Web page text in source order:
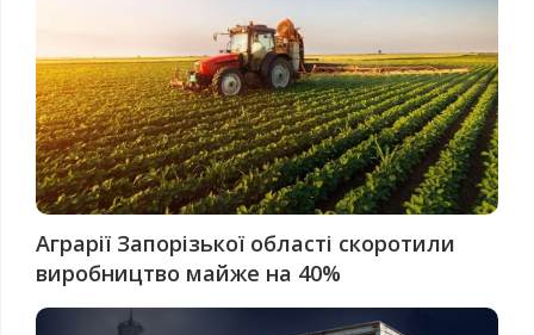
Аграрії Запорізької області скоротили
виробництво майже на 40%